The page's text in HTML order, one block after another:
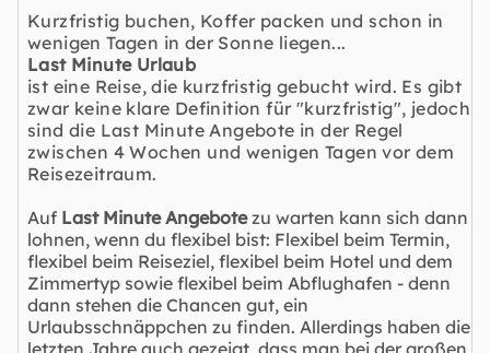
Kurzfristig buchen, Koffer packen und schon in
wenigen Tagen in der Sonne liegen...
Last Minute Urlaub
ist eine Reise, die kurzfristig gebucht wird. Es gibt
zwar keine klare Definition für "kurzfristig", jedoch
sind die Last Minute Angebote in der Regel
zwischen 4 Wochen und wenigen Tagen vor dem
Reisezeitraum.
Auf Last Minute Angebotezu warten kann sich dann
lohnen, wenn du flexibel bist: Flexibel beim Termin,
flexibel beim Reiseziel, flexibel beim Hotel und dem
Zimmertyp sowie flexibel beim Abflughafen - denn
dann stehen die Chancen gut, ein
Urlaubsschnäppchen zu finden. Allerdings haben die
letzten Jahre auch gezeigt, dass man bei der großen